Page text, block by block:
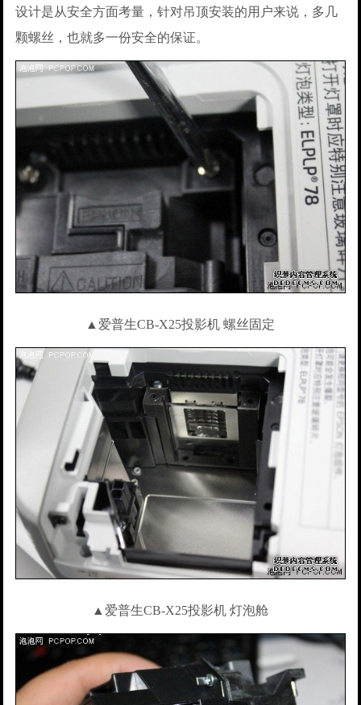
设计是从安全方面考量，针对吊顶安装的用户来说，多几
颗螺丝，也就多一份安全的保证。
▲爱普生CB-X25投影机 螺丝固定
▲爱普生CB-X25投影机 灯泡舱